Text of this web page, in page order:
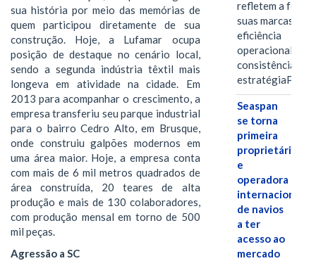
sua história por meio das memórias de
quem participou diretamente de sua
construção. Hoje, a Lufamar ocupa
posição de destaque no cenário local,
sendo a segunda indústria têxtil mais
longeva em atividade na cidade. Em
2013 para acompanhar o crescimento, a
empresa transferiu seu parque industrial
para o bairro Cedro Alto, em Brusque,
onde construiu galpões modernos em
uma área maior. Hoje, a empresa conta
com mais de 6 mil metros quadrados de
área construída, 20 teares de alta
produção e mais de 130 colaboradores,
com produção mensal em torno de 500
mil peças.
Agressão a SC
refletem a força
suas marcas, a
eficiência
operacional e a
consistência de
Seaspan
se torna
primeira
proprietária
e
operadora
internacional
de navios
a ter
acesso ao
mercado